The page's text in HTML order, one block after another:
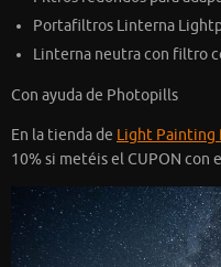
Portafiltros Linterna
Linterna neutra con filtro
Con ayuda de Photopills
En la tienda de Light Painting
10% si metéis el CUPON con